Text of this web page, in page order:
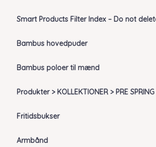
Smart Products Filter Index – Do not
Bambus hovedpuder
Bambus poloer til mænd
Produkter > KOLLEKTIONER > PRE
Fritidsbukser
Armbånd